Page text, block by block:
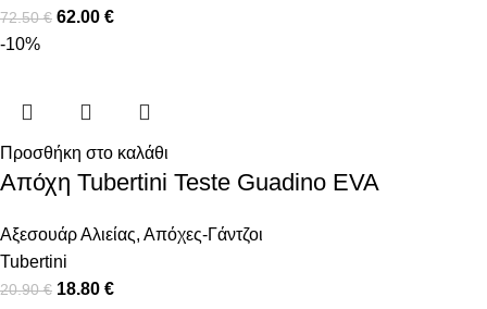
72.50€ 62.00 €
-10%
Προσθήκη στο καλάθι
Απόχη Tubertini Teste Guadino EVA
Αξεσουάρ Αλιείας, Απόχες-Γάντζοι
Tubertini
20.90€ 18.80 €